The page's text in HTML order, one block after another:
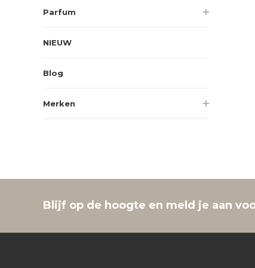
Parfum
NIEUW
Blog
Merken
Blijf op de hoogte en meld je aan